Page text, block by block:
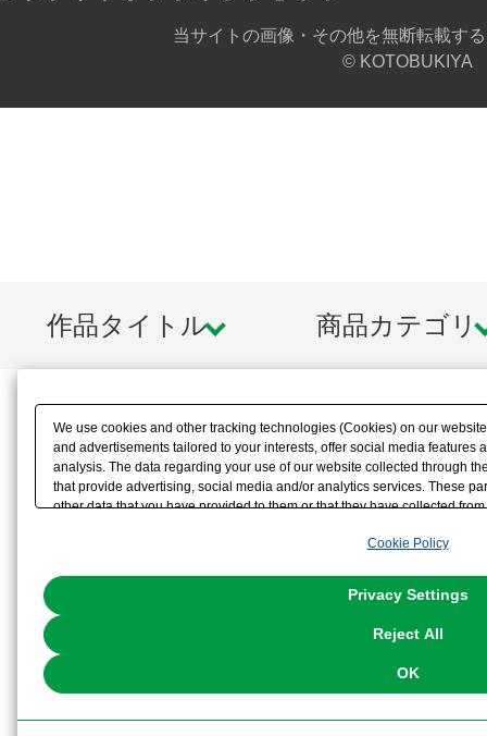
当サイトの画像・その他を無断転載す
© KOTOBUKIYA
作品タイトル 商品カテゴリ
We use cookies and other tracking technologies (Cookies) on our
and advertisements tailored to your interests, offer social media features
analysis. The data regarding your use of our website collected through
that provide advertising, social media and/or analytics services. These
other data that you have provided to them or that they have collected
the use of all Cookies except for Strictly Necessary Cookies, please
You can change your consent or rejection settings at any time via
Cookie Policy
Privacy Settings
Reject All
OK